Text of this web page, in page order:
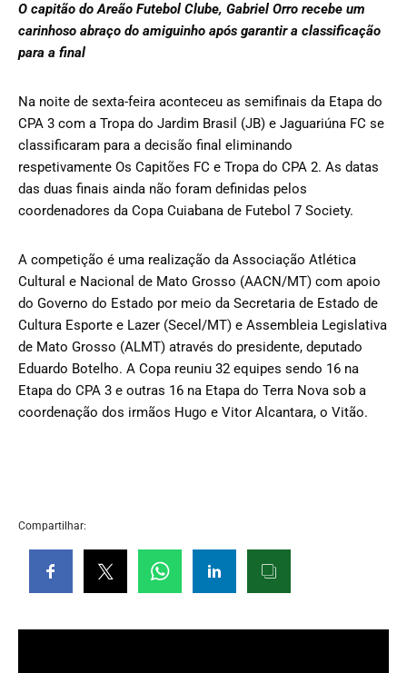
O capitão do Areão Futebol Clube, Gabriel Orro recebe um
carinhoso abraço do amiguinho após garantir a classificação
para a final
Na noite de sexta-feira aconteceu as semifinais da Etapa do
CPA 3 com a Tropa do Jardim Brasil (JB) e Jaguariúna FC se
classificaram para a decisão final eliminando
respetivamente Os Capitões FC e Tropa do CPA 2. As datas
das duas finais ainda não foram definidas pelos
coordenadores da Copa Cuiabana de Futebol 7 Society.
A competição é uma realização da Associação Atlética
Cultural e Nacional de Mato Grosso (AACN/MT) com apoio
do Governo do Estado por meio da Secretaria de Estado de
Cultura Esporte e Lazer (Secel/MT) e Assembleia Legislativa
de Mato Grosso (ALMT) através do presidente, deputado
Eduardo Botelho. A Copa reuniu 32 equipes sendo 16 na
Etapa do CPA 3 e outras 16 na Etapa do Terra Nova sob a
coordenação dos irmãos Hugo e Vitor Alcantara, o Vitão.
Compartilhar: